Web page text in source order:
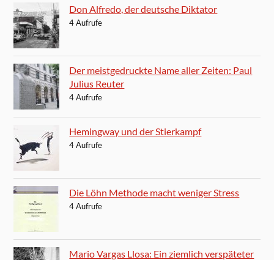
Don Alfredo, der deutsche Diktator
4 Aufrufe
Der meistgedruckte Name aller Zeiten: Paul
Julius Reuter
4 Aufrufe
Hemingway und der Stierkampf
4 Aufrufe
Die Löhn Methode macht weniger Stress
4 Aufrufe
Mario Vargas Llosa: Ein ziemlich verspäteter